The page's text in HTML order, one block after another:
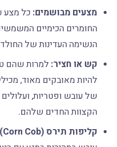
מצעים מבושמים:כל מצע
החומרים הכימיים
הנשימה העדינות של
קש או חציר:למרות שהם
להיות מאובקים מאוד,
של עובש ופטריות,
הקצוות החדים שלהם.
קליפות תירס (Corn Cob):